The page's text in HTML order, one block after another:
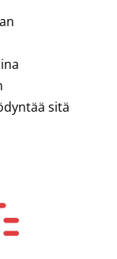
sitä